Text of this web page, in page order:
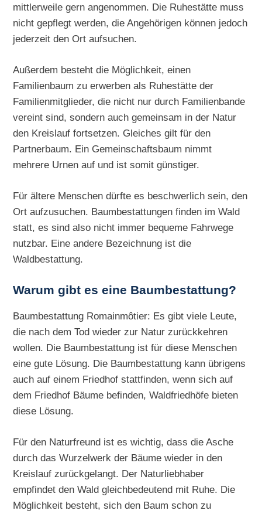
mittlerweile gern angenommen. Die Ruhestätte muss
nicht gepflegt werden, die Angehörigen können jedoch
jederzeit den Ort aufsuchen.
Außerdem besteht die Möglichkeit, einen
Familienbaum zu erwerben als Ruhestätte der
Familienmitglieder, die nicht nur durch Familienbande
vereint sind, sondern auch gemeinsam in der Natur
den Kreislauf fortsetzen. Gleiches gilt für den
Partnerbaum. Ein Gemeinschaftsbaum nimmt
mehrere Urnen auf und ist somit günstiger.
Für ältere Menschen dürfte es beschwerlich sein, den
Ort aufzusuchen. Baumbestattungen finden im Wald
statt, es sind also nicht immer bequeme Fahrwege
nutzbar. Eine andere Bezeichnung ist die
Waldbestattung.
Warum gibt es eine Baumbestattung?
Baumbestattung Romainmôtier: Es gibt viele Leute,
die nach dem Tod wieder zur Natur zurückkehren
wollen. Die Baumbestattung ist für diese Menschen
eine gute Lösung. Die Baumbestattung kann übrigens
auch auf einem Friedhof stattfinden, wenn sich auf
dem Friedhof Bäume befinden, Waldfriedhöfe bieten
diese Lösung.
Für den Naturfreund ist es wichtig, dass die Asche
durch das Wurzelwerk der Bäume wieder in den
Kreislauf zurückgelangt. Der Naturliebhaber
empfindet den Wald gleichbedeutend mit Ruhe. Die
Möglichkeit besteht, sich den Baum schon zu